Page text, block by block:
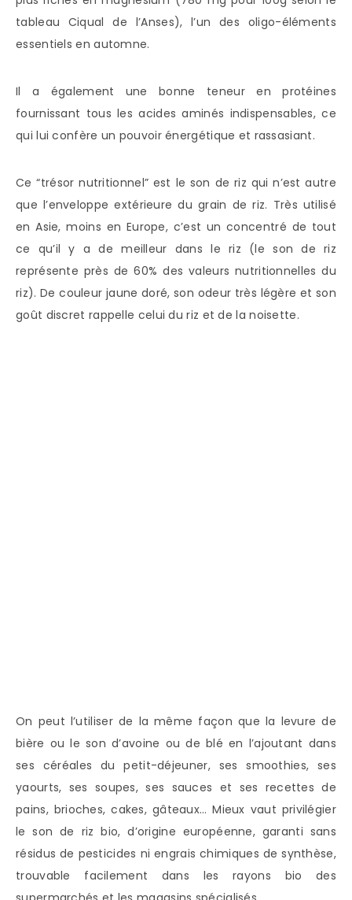
tableau Ciqual de l’Anses), l’un des oligo-éléments
essentiels en automne.
Il a également une bonne teneur en protéines
fournissant tous les acides aminés indispensables, ce
qui lui confère un pouvoir énergétique et rassasiant.
Ce “trésor nutritionnel” est le son de riz qui n’est autre
que l’enveloppe extérieure du grain de riz. Très utilisé
en Asie, moins en Europe, c’est un concentré de tout
ce qu’il y a de meilleur dans le riz (le son de riz
représente près de 60% des valeurs nutritionnelles du
riz). De couleur jaune doré, son odeur très légère et son
goût discret rappelle celui du riz et de la noisette.
On peut l’utiliser de la même façon que la levure de
bière ou le son d’avoine ou de blé en l’ajoutant dans
ses céréales du petit-déjeuner, ses smoothies, ses
yaourts, ses soupes, ses sauces et ses recettes de
pains, brioches, cakes, gâteaux… Mieux vaut privilégier
le son de riz bio, d’origine européenne, garanti sans
résidus de pesticides ni engrais chimiques de synthèse,
trouvable facilement dans les rayons bio des